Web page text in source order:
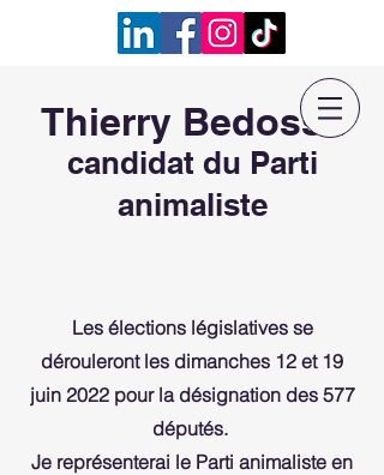
Thierry Bedossa
candidat du Parti
animaliste
Les élections législatives se
dérouleront les dimanches 12 et 19
juin 2022 pour la désignation des 577
députés.
Je représenterai le Parti animaliste en